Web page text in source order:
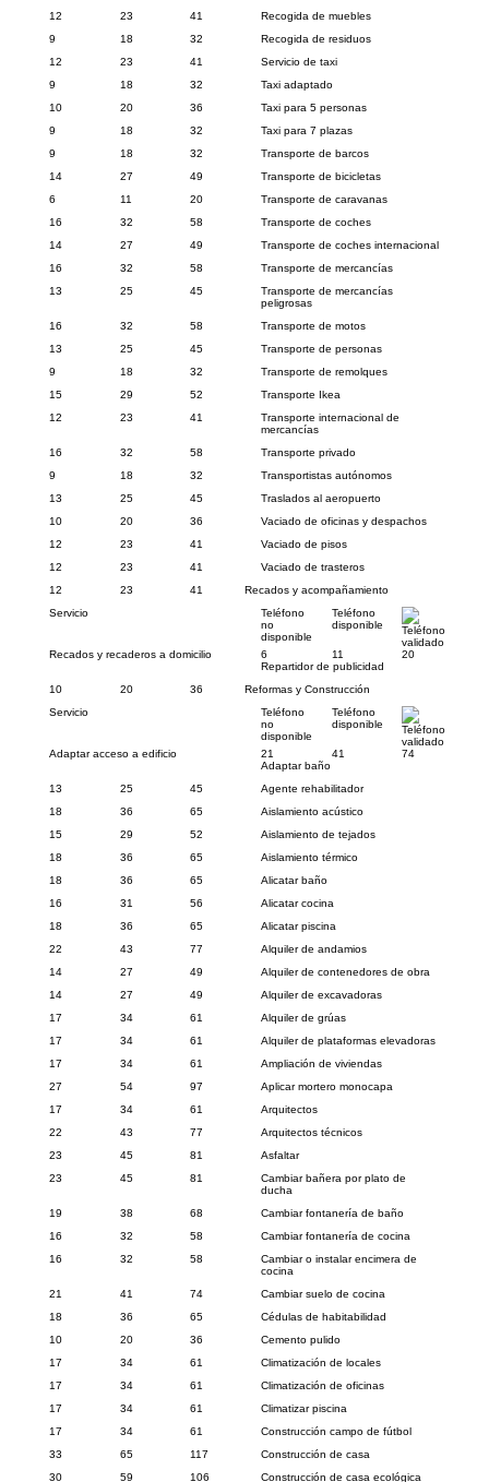
12
23 41
Recogida de muebles
9
18 32
Recogida de residuos
12
23 41
Servicio de taxi
9
18 32
Taxi adaptado
10
20 36
Taxi para 5 personas
9
18 32
Taxi para 7 plazas
9
18 32
Transporte de barcos
14
27 49
Transporte de bicicletas
6
11 20
Transporte de caravanas
16
32 58
Transporte de coches
14
27 49
Transporte de coches internacional
16
32 58
Transporte de mercancías
13
25 45
Transporte de mercancías
peligrosas
16
32 58
Transporte de motos
13
25 45
Transporte de personas
9
18 32
Transporte de remolques
15
29 52
Transporte Ikea
12
23 41
Transporte internacional de
mercancías
16
32 58
Transporte privado
9
18 32
Transportistas autónomos
13
25 45
Traslados al aeropuerto
10
20 36
Vaciado de oficinas y despachos
12
23 41
Vaciado de pisos
12
23 41
Vaciado de trasteros
12
23 41
Recados y acompañamiento
Servicio
Teléfono
no
disponible
Teléfono
disponible
Teléfono
validado
Recados y recaderos a domicilio
6 11
20
Repartidor de publicidad
10
20 36
Reformas y Construcción
Servicio
Teléfono
no
disponible
Teléfono
disponible
Teléfono
validado
Adaptar acceso a edificio
21 41
74
Adaptar baño
13
25 45
Agente rehabilitador
18
36 65
Aislamiento acústico
15
29 52
Aislamiento de tejados
18
36 65
Aislamiento térmico
18
36 65
Alicatar baño
16
31 56
Alicatar cocina
18
36 65
Alicatar piscina
22
43 77
Alquiler de andamios
14
27 49
Alquiler de contenedores de obra
14
27 49
Alquiler de excavadoras
17
34 61
Alquiler de grúas
17
34 61
Alquiler de plataformas elevadoras
17
34 61
Ampliación de viviendas
27
54 97
Aplicar mortero monocapa
17
34 61
Arquitectos
22
43 77
Arquitectos técnicos
23
45 81
Asfaltar
23
45 81
Cambiar bañera por plato de
ducha
19
38 68
Cambiar fontanería de baño
16
32 58
Cambiar fontanería de cocina
16
32 58
Cambiar o instalar encimera de
cocina
21
41 74
Cambiar suelo de cocina
18
36 65
Cédulas de habitabilidad
10
20 36
Cemento pulido
17
34 61
Climatización de locales
17
34 61
Climatización de oficinas
17
34 61
Climatizar piscina
17
34 61
Construcción campo de fútbol
33
65 117
Construcción de casa
30
59 106 Construcción de casa ecológica